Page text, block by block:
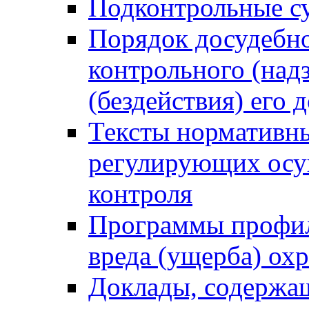
Подконтрольные
Порядок
контрольного
(бездействия)
Тексты
регулирующих
контроля
Программы
вреда (ущерба)
Доклады,